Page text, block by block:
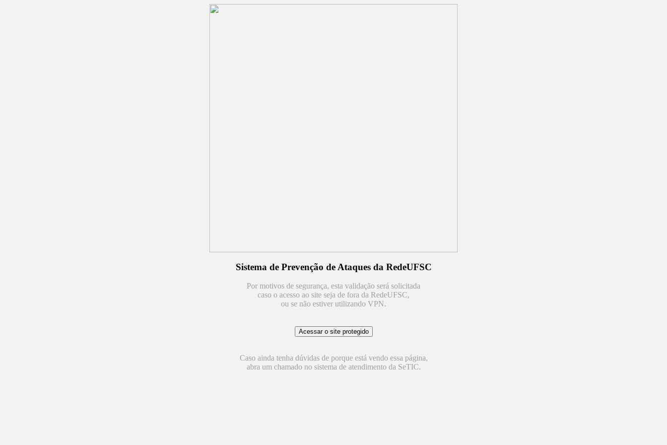
Sistema de Prevenção de Ataques da RedeUFSC
Por motivos de segurança, esta validação será solicitada
caso o acesso ao site seja de fora da RedeUFSC,
ou se não estiver utilizando VPN.
Caso ainda tenha dúvidas de porque está vendo essa página,
abra um chamado no sistema de atendimento da SeTIC.